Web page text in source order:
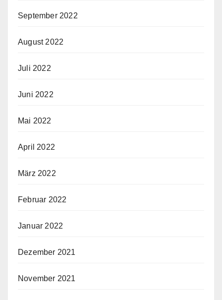
September 2022
August 2022
Juli 2022
Juni 2022
Mai 2022
April 2022
März 2022
Februar 2022
Januar 2022
Dezember 2021
November 2021